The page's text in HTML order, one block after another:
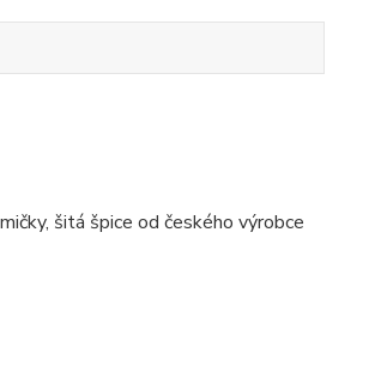
šitá špice od českého výrobce